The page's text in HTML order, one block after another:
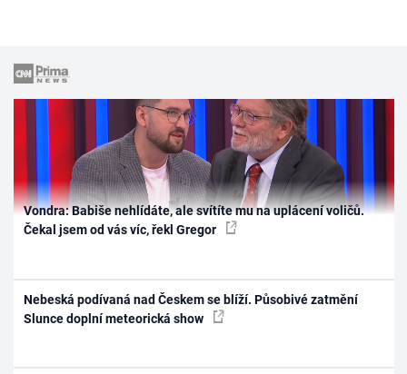
Vondra: Babiše nehlídáte, ale svítíte mu na uplácení voličů.
Čekal jsem od vás víc, řekl Gregor
Nebeská podívaná nad Českem se blíží. Působivé zatmění
Slunce doplní meteorická show